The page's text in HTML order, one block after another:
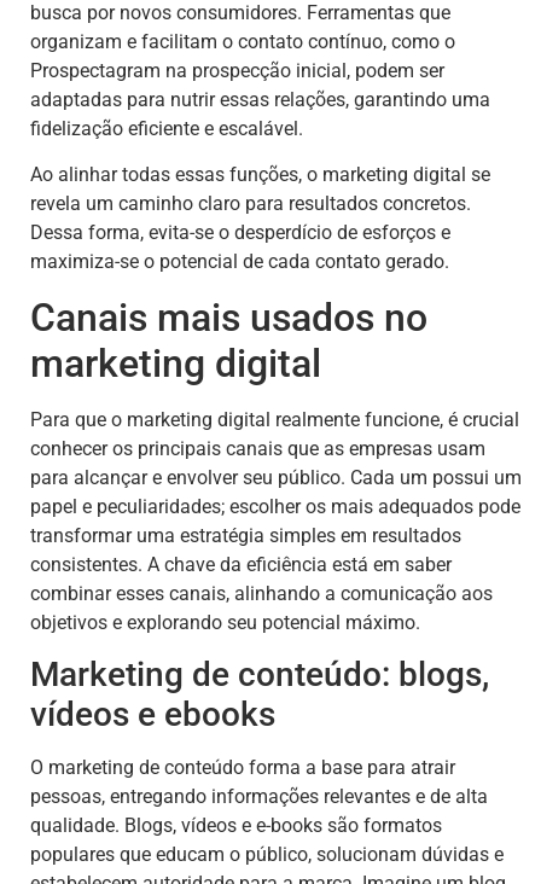
busca por novos consumidores. Ferramentas que
organizam e facilitam o contato contínuo, como o
Prospectagram na prospecção inicial, podem ser
adaptadas para nutrir essas relações, garantindo uma
fidelização eficiente e escalável.
Ao alinhar todas essas funções, o marketing digital se
revela um caminho claro para resultados concretos.
Dessa forma, evita-se o desperdício de esforços e
maximiza-se o potencial de cada contato gerado.
Canais mais usados no
marketing digital
Para que o marketing digital realmente funcione, é crucial
conhecer os principais canais que as empresas usam
para alcançar e envolver seu público. Cada um possui um
papel e peculiaridades; escolher os mais adequados pode
transformar uma estratégia simples em resultados
consistentes. A chave da eficiência está em saber
combinar esses canais, alinhando a comunicação aos
objetivos e explorando seu potencial máximo.
Marketing de conteúdo: blogs,
vídeos e ebooks
O marketing de conteúdo forma a base para atrair
pessoas, entregando informações relevantes e de alta
qualidade. Blogs, vídeos e e-books são formatos
populares que educam o público, solucionam dúvidas e